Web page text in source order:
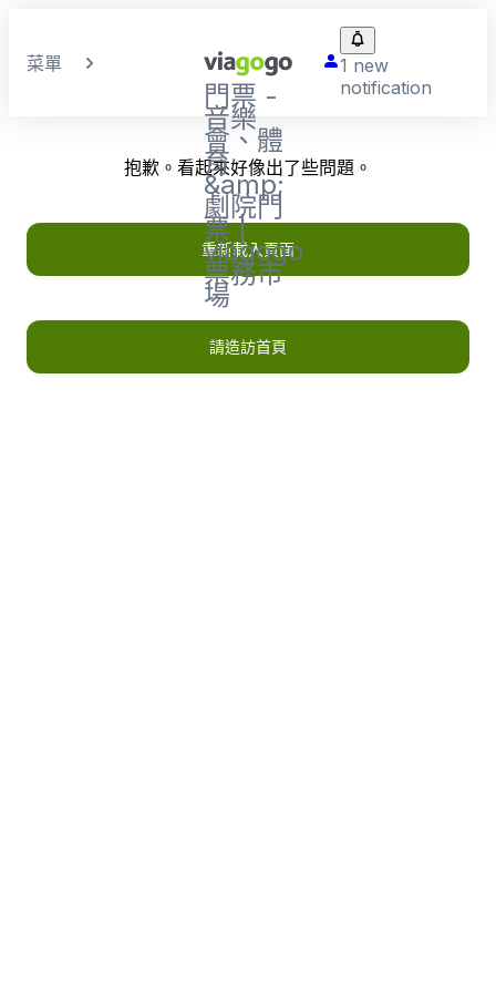
菜單
門票 -
音樂
會、體
育
&amp;
劇院門
票 |
viagogo
票務市
場
1 new
notification
抱歉。看起來好像出了些問題。
重新載入頁面
請造訪首頁